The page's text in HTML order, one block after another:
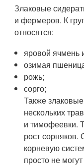
Злаковые
и фермеров. К
относятся:
яровой ячмень
озимая
рожь;
сорго;
Также
нескольких
и тимофеевки.
рост
корневую
просто не